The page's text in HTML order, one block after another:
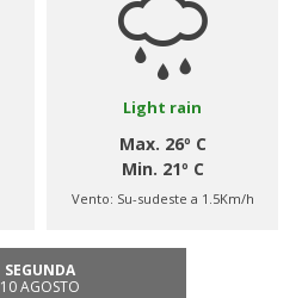
Light rain
Max. 26º C
Min. 21º C
Vento: Su-sudeste a 1.5Km/h
SEGUNDA
10 AGOSTO